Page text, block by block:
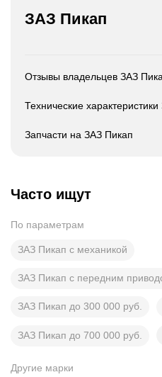
ЗАЗ Пикап
Отзывы владельцев ЗАЗ
Технические
Запчасти на ЗАЗ Пикап
Часто ищут
По параметрам
ЗАЗ Пикап с механикой
ЗАЗ Пикап с передним
ЗАЗ Пикап до 300 000 руб.
ЗАЗ Пикап до 700 000 руб.
Другие марки